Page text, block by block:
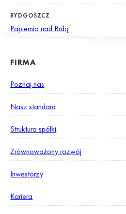
BYDGOSZCZ
Papiernia nad Brdą
FIRMA
Poznaj nas
Nasz standard
Struktura spółki
Zrównoważony rozwój
Inwestorzy
Kariera